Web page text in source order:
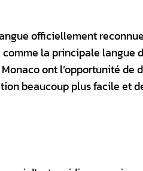
officiellement
la principale langue
ont l’opportunité de
beaucoup plus facile et